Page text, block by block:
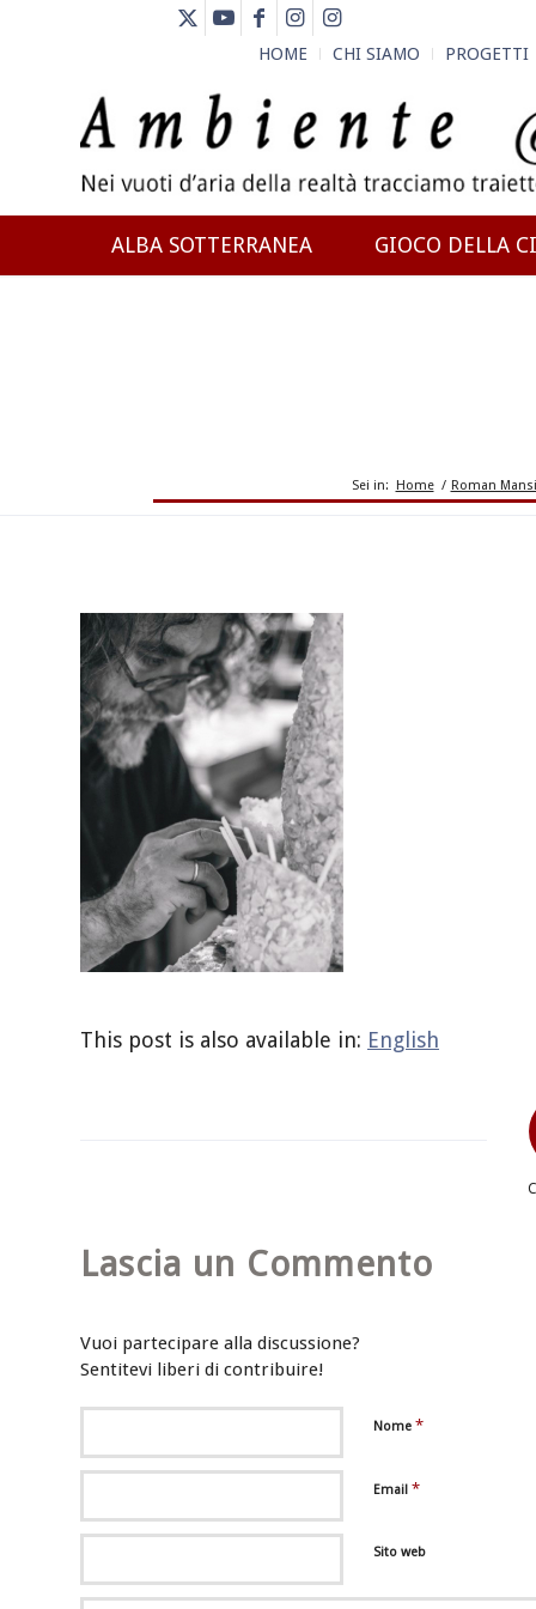
HOME CHI SIAMO PROGETTI
ALBA SOTTERRANEA GIOCO DELLA
Sei in: Home / Roman
This post is also available in: English
Lascia un Commento
Vuoi partecipare alla discussione?
Sentitevi liberi di contribuire!
Nome *
Email *
Sito web